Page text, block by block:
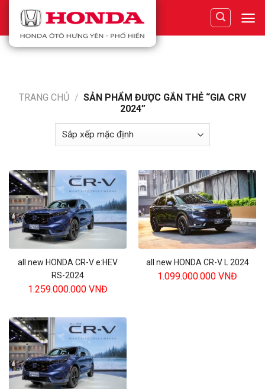
content
TRANG CHỦ / SẢN PHẨM ĐƯỢC GẮN THẺ “GIA CRV
2024”
all new HONDA CR-V e:HEV
RS-2024
1.259.000.000 VNĐ
all new HONDA CR-V L 2024
1.099.000.000 VNĐ